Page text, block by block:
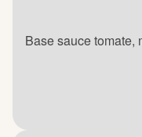
Base sauce tomate,